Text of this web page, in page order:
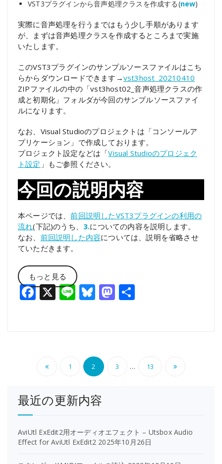
VST3プラグインから音声処理クラスを作成する(new)
実際に音声処理を行うまではもう少し手順があります
が、まずは音声処理クラスを作成するところまで実施
いたします。
このVST3プラグインのサンプルソースファイルはこち
らからダウンロードできます→vst3host_20210410
ZIPファイルの中の「vst3host02_音声処理クラスの作
成と初期化」フォルダが今回のサンプルソースファイ
ルになります。
なお、Visual Studioのプロジェクトは「コンソールア
プリケーション」で作成しております。
プロジェクト設定などは「Visual Studioのプロジェク
ト設定 」もご参照ください。
今回の説明内容
本ページでは、前回説明したVST3プラグインの利用の
流れ(下記)のうち、 3.についての内容を説明します。
なお、 前回説明した内容については、説明を省略させ
ていただきます。
もっと見る
Facebook
X LineBluesky
Mastodon
投
の
ー
ジ
1 2 3 … 13
最近の更新内容
AviUtl ExEdit2用オーディオエフェクト – Utsbox Audio
Effect for AviUtl ExEdit2 2025年10月26日